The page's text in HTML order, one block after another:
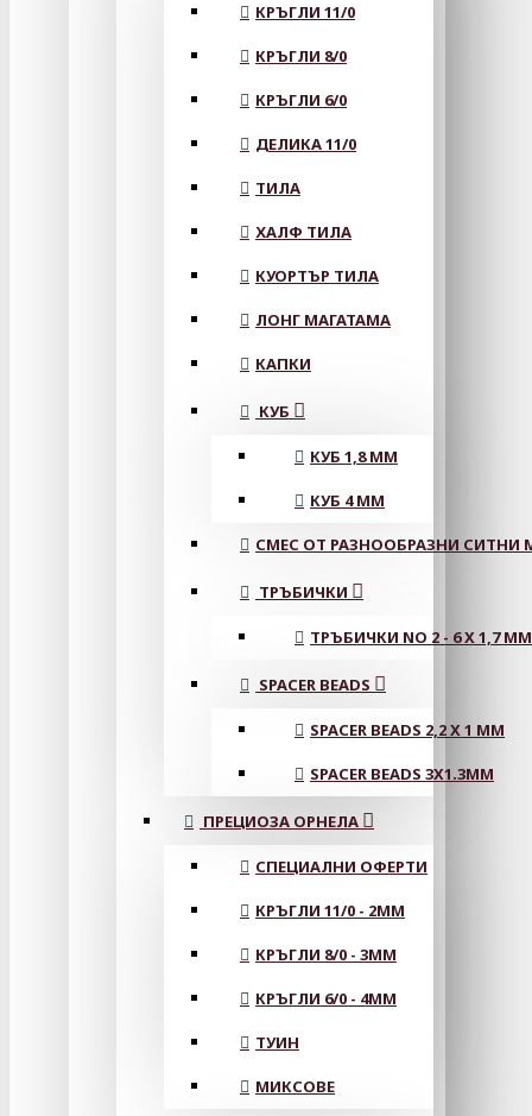
КРЪГЛИ 11/0
КРЪГЛИ 8/0
КРЪГЛИ 6/0
ДЕЛИКА 11/0
ТИЛА
ХАЛФ ТИЛА
КУОРТЪР ТИЛА
ЛОНГ МАГАТАМА
КАПКИ
КУБ
КУБ 1,8 ММ
КУБ 4 ММ
СМЕС ОТ РАЗНООБРАЗНИ СИТНИ
ТРЪБИЧКИ
ТРЪБИЧКИ NO 2 - 6 X 1,7 MM
SPACER BEADS
SPACER BEADS 2,2 X 1 MM
SPACER BEADS 3X1.3MM
ПРЕЦИОЗА ОРНЕЛА
СПЕЦИАЛНИ ОФЕРТИ
КРЪГЛИ 11/0 - 2MM
КРЪГЛИ 8/0 - 3MM
КРЪГЛИ 6/0 - 4MM
ТУИН
МИКСОВЕ